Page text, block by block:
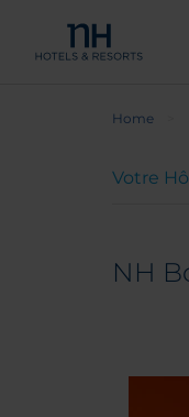
Home
Votre
NH